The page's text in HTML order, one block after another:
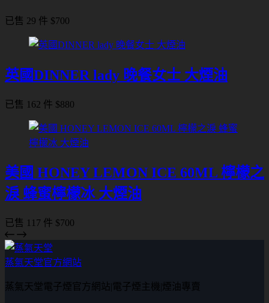
已售 29 件 $700
英國DINNER lady 晚餐女士 大煙油
已售 162 件 $880
美國 HONEY LEMON ICE 60ML 檸檬之
淚 蜂蜜檸檬冰 大煙油
已售 117 件 $700
蒸氣天堂官方網站
蒸氣天堂電子煙官方網站|電子煙主機|煙油專賣